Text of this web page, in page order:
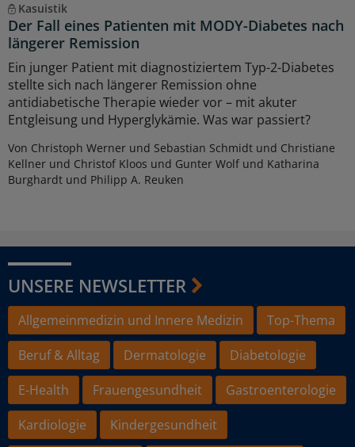
Kasuistik
Der Fall eines Patienten mit MODY-Diabetes nach
längerer Remission
Ein junger Patient mit diagnostiziertem Typ-2-Diabetes
stellte sich nach längerer Remission ohne
antidiabetische Therapie wieder vor – mit akuter
Entgleisung und Hyperglykämie. Was war passiert?
Von Christoph Werner und Sebastian Schmidt und Christiane
Kellner und Christof Kloos und Gunter Wolf und Katharina
Burghardt und Philipp A. Reuken
UNSERE NEWSLETTER
Allgemeinmedizin und Innere Medizin
Top-Thema
Beruf & Alltag
Dermatologie
Diabetologie
E-Health
Frauengesundheit
Gastroenterologie
Kardiologie
Kindergesundheit